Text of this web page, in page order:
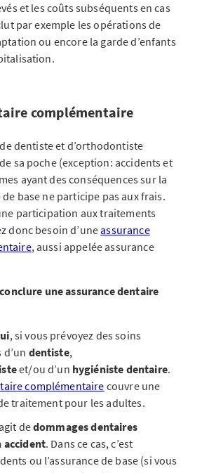
et les coûts subséquents en cas
par exemple les opérations de
ou encore la garde d’enfants
complémentaire
dentiste et d’orthodontiste
sa poche (exception: accidents et
ayant des conséquences sur la
de base ne participe pas aux frais.
participation aux traitements
donc besoin d’uneassurance
, aussi appelée assurance
une assurance dentaire
, si vous prévoyez des soins
dentiste,
et/ou d’un hygiéniste dentaire.
complémentaire couvre une
traitement pour les adultes.
dedommages dentaires
accident. Dans ce cas, c’est
ou l’assurance de base (si vous